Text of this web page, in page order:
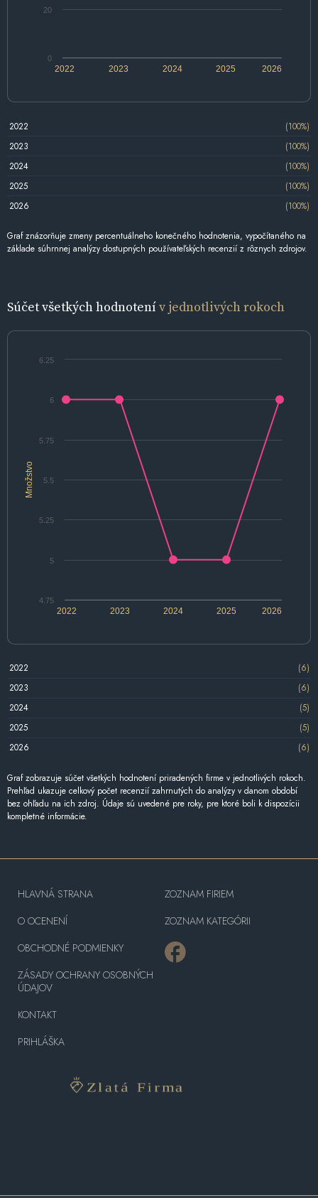
2022 2024 2026
2023 2025
0
20
2022
(100%)
2023
(100%)
2024
(100%)
2025
(100%)
2026
(100%)
Graf znázorňuje zmeny percentuálneho konečného hodnotenia, vypočítaného na
základe súhrnnej analýzy dostupných používateľských recenzií z rôznych zdrojov.
Súčet všetkých hodnotenív jednotlivých rokoch
Množstvo
2025
2022 2023 2024 2026
4.75
5
5.25
5.5
5.75
6
6.25
2022
(6)
2023
(6)
2024
(5)
2025
(5)
2026
(6)
Graf zobrazuje súčet všetkých hodnotení priradených firme v jednotlivých rokoch.
Prehľad ukazuje celkový počet recenzií zahrnutých do analýzy v danom období
bez ohľadu na ich zdroj. Údaje sú uvedené pre roky, pre ktoré boli k dispozícii
kompletné informácie.
HLAVNÁ STRANA
O OCENENÍ
OBCHODNÉ PODMIENKY
ZÁSADY OCHRANY OSOBNÝCH
ÚDAJOV
KONTAKT
PRIHLÁŠKA
ZOZNAM FIRIEM
ZOZNAM KATEGÓRII